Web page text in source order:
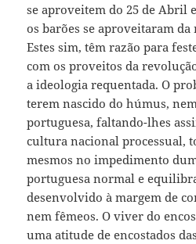
se aproveitem do 25 de Abril
os barões se aproveitaram
Estes sim, têm razão para
com os proveitos da
a ideologia requentada. O
terem nascido do húmus,
portuguesa, faltando-lhes
cultura nacional processual,
mesmos no impedimento
portuguesa normal e
desenvolvido à margem de
nem fêmeos. O viver do
uma atitude de encostados